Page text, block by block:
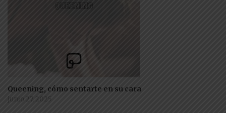
Queening, cómo sentarte en su cara
junio 27, 2025